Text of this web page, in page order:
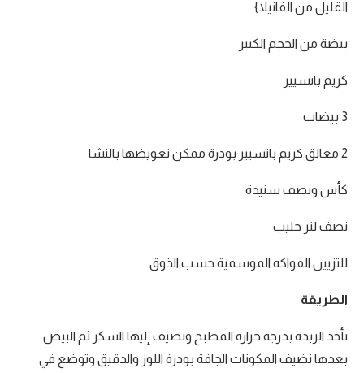
القليل من الفانيلا}
بيضة من الحجم الكبير
كريم باتسيير
3 بيضات
2 معالق كريم باتسيير بودرة ممكن تعويضها بالنشا
كأس ونصف سنيدة
نصف لتر حليب
للتزيين الفواكه الموسمية حسب الذوق
الطريقة
نأخذ الزبدة بدرجة حرارة المطبخ ونضيف إليها السكر ثم البيض
بعدها نضيف المكونات الجافة بودرة اللوز والدقيق وتوضع في